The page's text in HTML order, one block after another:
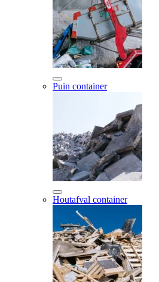
Puin container
Houtafval container